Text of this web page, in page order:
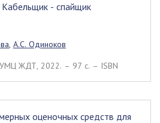
- спайщик
, А.С. Одиноков
ЖДТ, 2022. – 97 c. – ISBN
оценочных средств для